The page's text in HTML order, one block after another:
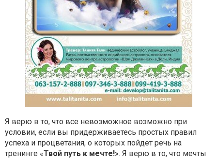
Я верю в то, что все невозможное возможно при
условии, если вы придерживаетесь простых правил
успеха и процветания, о которых пойдет речь на
тренинге «Твой путь к мечте!». Я верю в то, что мечты